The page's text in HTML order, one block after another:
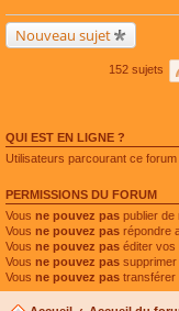
Nouveau sujet
152 sujets
QUI EST EN LIGNE ?
Utilisateurs parcourant ce
PERMISSIONS DU FORUM
Vous ne pouvez pas publier de
Vous ne pouvez pas répondre
Vous ne pouvez pas éditer vos
Vous ne pouvez pas
Vous ne pouvez pas transférer